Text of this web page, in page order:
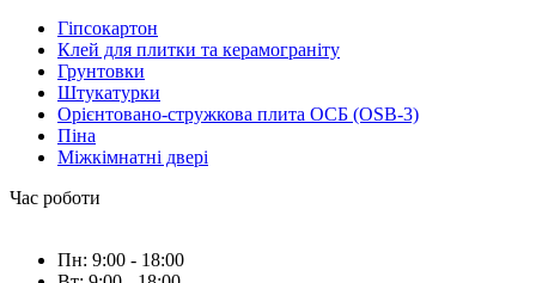
Гіпсокартон
Клей для плитки та керамограніту
Грунтовки
Штукатурки
Орієнтовано-стружкова плита ОСБ (OSB-3)
Піна
Міжкімнатні двері
Час роботи
Пн: 9:00 - 18:00